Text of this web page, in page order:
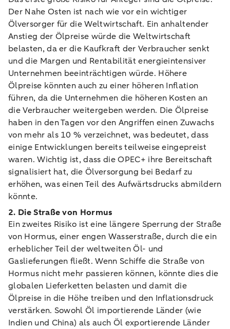
Der Nahe Osten ist nach wie vor ein wichtiger
Ölversorger für die Weltwirtschaft. Ein anhaltender
Anstieg der Ölpreise würde die Weltwirtschaft
belasten, da er die Kaufkraft der Verbraucher senkt
und die Margen und Rentabilität energieintensiver
Unternehmen beeinträchtigen würde. Höhere
Ölpreise könnten auch zu einer höheren Inflation
führen, da die Unternehmen die höheren Kosten an
die Verbraucher weitergeben werden. Die Ölpreise
haben in den Tagen vor den Angriffen einen Zuwachs
von mehr als 10 % verzeichnet, was bedeutet, dass
einige Entwicklungen bereits teilweise eingepreist
waren. Wichtig ist, dass die OPEC+ ihre Bereitschaft
signalisiert hat, die Ölversorgung bei Bedarf zu
erhöhen, was einen Teil des Aufwärtsdrucks abmildern
könnte.
2. Die Straße von Hormus
Ein zweites Risiko ist eine längere Sperrung der Straße
von Hormus, einer engen Wasserstraße, durch die ein
erheblicher Teil der weltweiten Öl- und
Gaslieferungen fließt. Wenn Schiffe die Straße von
Hormus nicht mehr passieren können, könnte dies die
globalen Lieferketten belasten und damit die
Ölpreise in die Höhe treiben und den Inflationsdruck
verstärken. Sowohl Öl importierende Länder (wie
Indien und China) als auch Öl exportierende Länder